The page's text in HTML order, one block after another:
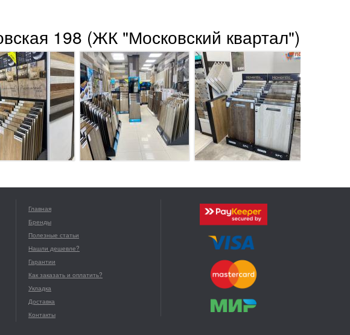
198 (ЖК "Московский квартал")
Главная
Бренды
Полезные статьи
Нашли дешевле?
Гарантии
Как заказать и оплатить?
Укладка
Доставка
Контакты